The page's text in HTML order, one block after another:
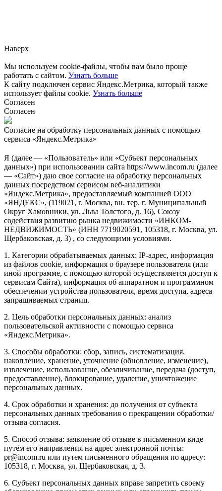
Наверх
Мы используем cookie-файлы, чтобы вам было проще
работать с сайтом. Узнать больше
К сайту подключен сервис Яндекс.Метрика, который также
использует файлы cookie. Узнать больше
Согласен
Согласен
Согласие на обработку персональных данных с помощью
сервиса «Яндекс.Метрика»
Я (далее — «Пользователь» или «Субъект персональных
данных») при использовании сайта https://www.incom.ru (далее
— «Сайт») даю свое согласие на обработку персональных
данных посредством сервисом веб-аналитики
«Яндекс.Метрика», предоставляемый компанией ООО
«ЯНДЕКС», (119021, г. Москва, вн. тер. г. Муниципальный
Округ Хамовники, ул. Льва Толстого, д. 16), Союзу
содействия развитию рынка недвижимости «ИНКОМ-
НЕДВИЖИМОСТЬ» (ИНН 7719020591, 105318, г. Москва, ул.
Щербаковская, д. 3) , со следующими условиями.
1. Категории обрабатываемых данных: IP-адрес, информация
из файлов cookie, информация о браузере пользователя (или
иной программе, с помощью которой осуществляется доступ к
сервисам Сайта), информация об аппаратном и программном
обеспечении устройства пользователя, время доступа, адреса
запрашиваемых страниц.
2. Цель обработки персональных данных: анализ
пользовательской активности с помощью сервиса
«Яндекс.Метрика».
3. Способы обработки: сбор, запись, систематизация,
накопление, хранение, уточнение (обновление, изменение),
извлечение, использование, обезличивание, передача (доступ,
предоставление), блокирование, удаление, уничтожение
персональных данных.
4. Срок обработки и хранения: до получения от субъекта
персональных данных требования о прекращении обработки/
отзыва согласия.
5. Способ отзыва: заявление об отзыве в письменном виде
путём его направления на адрес электронной почты:
pr@incom.ru или путем письменного обращения по адресу:
105318, г. Москва, ул. Щербаковская, д. 3.
6. Субъект персональных данных вправе запретить своему